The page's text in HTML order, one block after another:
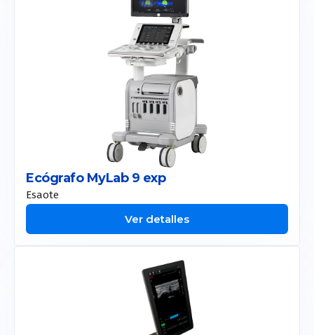
Ecógrafo MyLab 9 exp
Esaote
Ver detalles